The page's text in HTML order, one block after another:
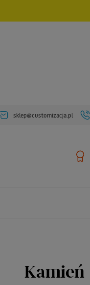
sklep@customizacja.pl
Kamień